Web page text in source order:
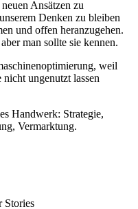
Ansätzen zu
Denken zu bleiben
und offen heranzugehen.
man sollte sie kennen.
weil
ungenutzt lassen
Handwerk: Strategie,
Vermarktung.